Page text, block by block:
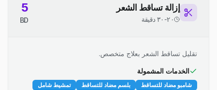
إزالة تساقط الشعر
٢٠-٣٠ دقيقة
5
BD
تقليل تساقط الشعر بعلاج متخصص.
الخدمات المشمولة
شامبو مضاد للتساقط بلسم مضاد للتساقط
تمشيط شامل